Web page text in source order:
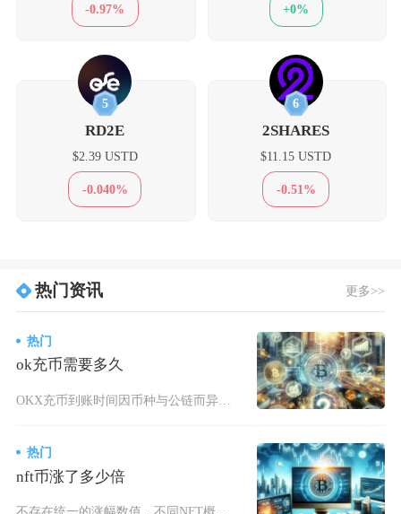
-0.97% +0%
5
RD2E
$2.39 USTD
-0.040%
6
2SHARES
$11.15 USTD
-0.51%
热门资讯 更多>>
热门
ok充币需要多久
OKX充币到账时间因币种与公链而异，常规网络环境下，TRC20-USDT约1-5分钟、BS
热门
nft币涨了多少倍